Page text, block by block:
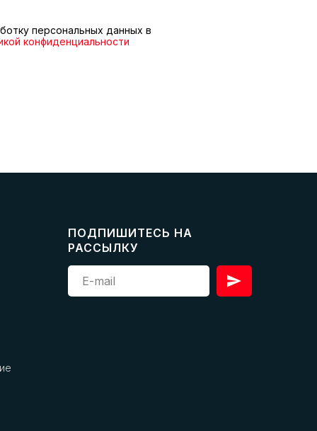
персональных данных в
конфиденциальности
ПОДПИШИТЕСЬ НА
РАССЫЛКУ